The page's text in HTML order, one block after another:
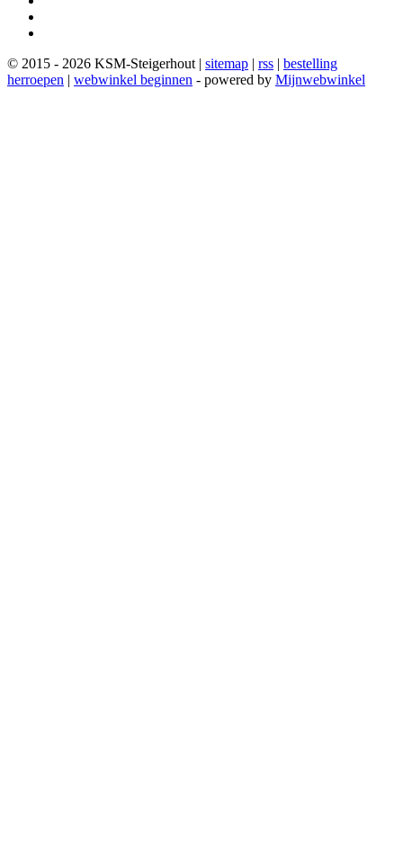
© 2015 - 2026 KSM-Steigerhout | sitemap | rss | bestelling
herroepen | webwinkel beginnen - powered by Mijnwebwinkel